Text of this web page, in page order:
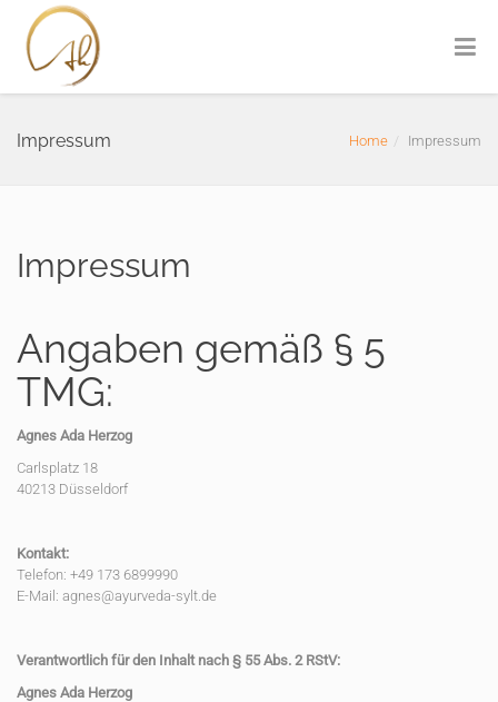
Impressum Home Impressum
Impressum
Angaben gemäß § 5
TMG:
Agnes Ada Herzog
Carlsplatz 18
40213 Düsseldorf
Kontakt:
Telefon: +49 173 6899990
E-Mail: agnes@ayurveda-sylt.de
Verantwortlich für den Inhalt nach § 55 Abs. 2 RStV:
Agnes Ada Herzog